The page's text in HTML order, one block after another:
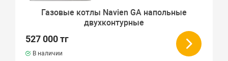
Газовые котлы Navien GA напольные
двухконтурные
527 000 тг
В наличии